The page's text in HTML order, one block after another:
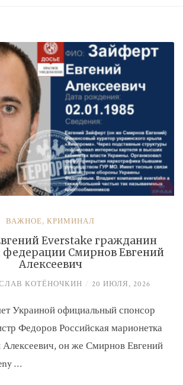
ВАЖНОЕ, КРИМИНАЛ
Everstake гражданин
федерации Смирнов Евгений
Алексеевич
КОТЁНОЧКИН / 20 ИЮЛЯ, 2026
Украиной официальный спонсор
Федоров Российская марионетка
Алексеевич, он же Смирнов Евгений
…